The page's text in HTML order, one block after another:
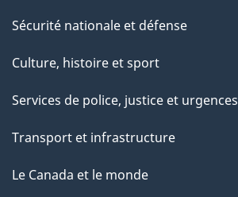
Sécurité nationale et défense
Culture, histoire et sport
Services de police, justice et urgences
Transport et infrastructure
Le Canada et le monde